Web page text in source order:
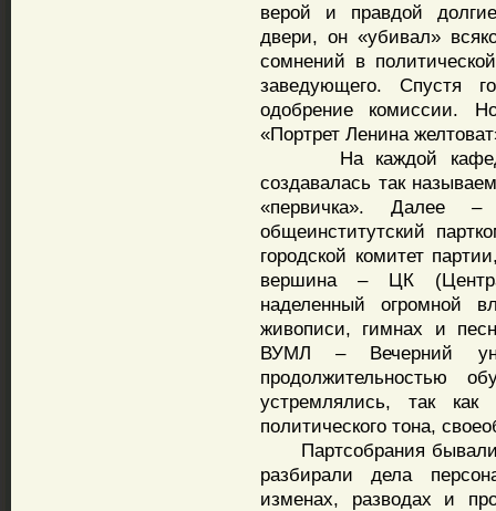
верой и правдой
двери, он «убивал»
сомнений в
заведующего. Спустя
одобрение комиссии.
«Портрет Ленина
На каждой
создавалась так
«первичка». Далее
общеинститутский
городской комитет
вершина – ЦК
наделенный огромной
живописи, гимнах и
ВУМЛ – Вечерний
продолжительностью
устремлялись, так как
политического тона,
Партсобрания бывали
разбирали дела
изменах, разводах и